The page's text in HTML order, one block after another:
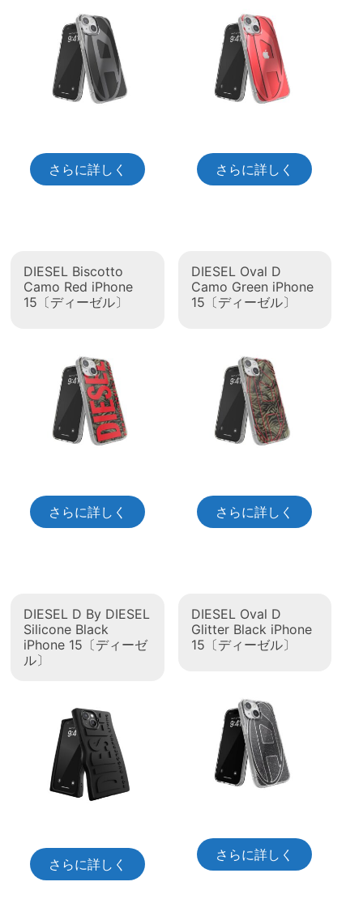
さらに詳しく さらに詳しく
DIESEL Biscotto
Camo Red iPhone
15〔ディーゼル〕
さらに詳しく
DIESEL Oval D
Camo Green iPhone
15〔ディーゼル〕
さらに詳しく
DIESEL D By DIESEL
Silicone Black
iPhone 15〔ディーゼ
ル〕
さらに詳しく
DIESEL Oval D
Glitter Black iPhone
15〔ディーゼル〕
さらに詳しく